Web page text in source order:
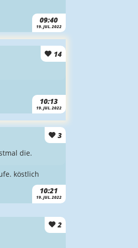
09:40
19. JUL. 2022
14
10:13
19. JUL. 2022
3
10:21
19. JUL. 2022
die.
köstlich
2